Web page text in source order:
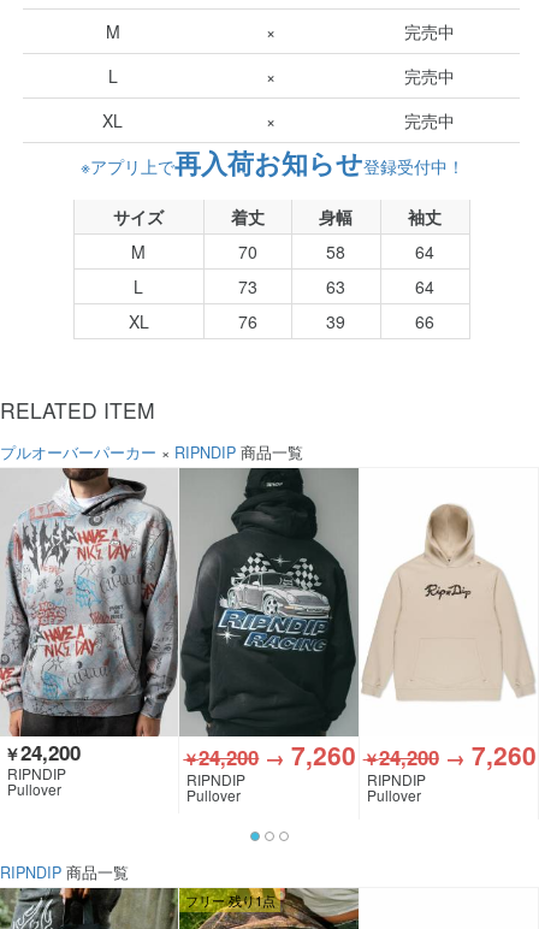
M
×
完売中
L
×
完売中
XL
×
完売中
※アプリ上で再入荷お知らせ登録受付中！
サイズ 着丈 身幅
袖丈
M
70 58
64
L
73 63
64
XL
76 39 66
RELATED ITEM
プルオーバーパーカー × RIPNDIP 商品一覧
￥24,200
RIPNDIP
Pullover
￥24,200→7,260
RIPNDIP
Pullover
￥24,200→ 7,260
RIPNDIP
Pullover
RIPNDIP 商品一覧
フリー 残り1点